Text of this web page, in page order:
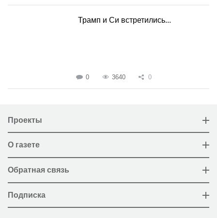
Трамп и Си встретились...
0 3640 0
Проекты
О газете
Обратная связь
Подписка